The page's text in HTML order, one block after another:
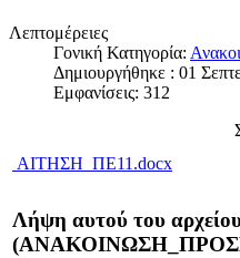
Λεπτομέρειες
Γονική Κατηγορία:
Δημιουργήθηκε : 01
Εμφανίσεις: 312
ΑΙΤΗΣΗ_ΠΕ11.docx
Λήψη αυτού του